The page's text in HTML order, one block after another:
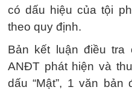
có dấu hiệu của tội
theo quy định.
Bản kết luận điều tra
ANĐT phát hiện và
dấu “Mật”, 1 văn bản